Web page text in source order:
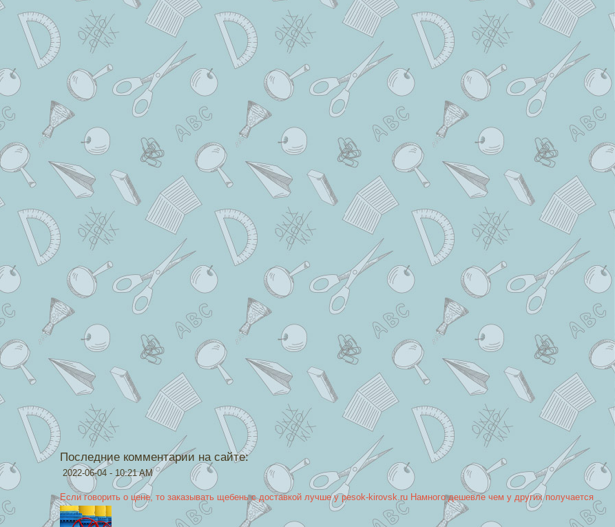
Последние комментарии на сайте:
2022-06-04 - 10:21 AM
Если говорить о цене, то заказывать щебень с доставкой лучше у pesok-kirovsk.ru Намного дешевле чем у других получается